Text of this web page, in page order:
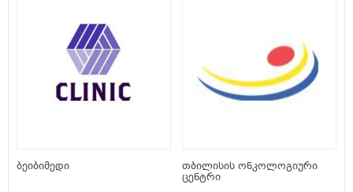
ბეიბიმედი
თბილისის ონკოლოგიური
ცენტრი